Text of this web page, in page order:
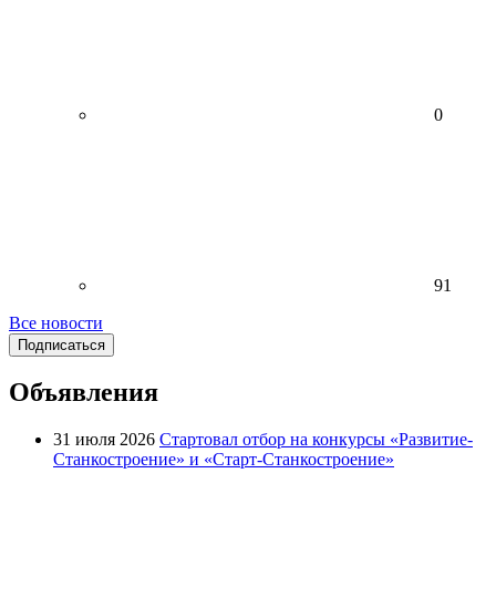
0
91
Все новости
Подписаться
Объявления
31 июля 2026 Стартовал отбор на конкурсы «Развитие-
Станкостроение» и «Старт-Станкостроение»